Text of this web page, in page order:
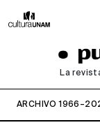
La
ARCHIVO